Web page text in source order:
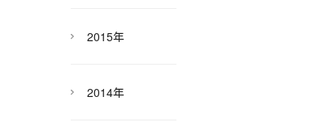
2015年
2014年